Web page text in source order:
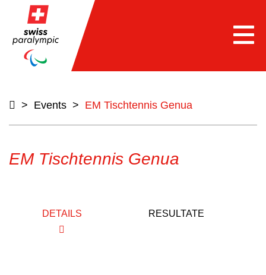
> Events > EM Tischtennis Genua
EM Tischtennis Genua
DETAILS RESULTATE